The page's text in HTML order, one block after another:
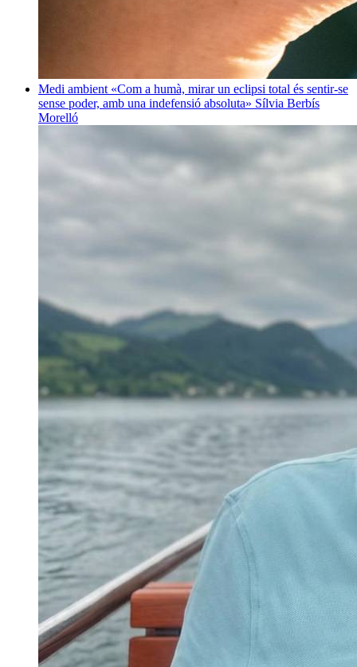
Medi ambient «Com a humà, mirar un eclipsi total és sentir-se
sense poder, amb una indefensió absoluta» Sílvia Berbís
Morelló